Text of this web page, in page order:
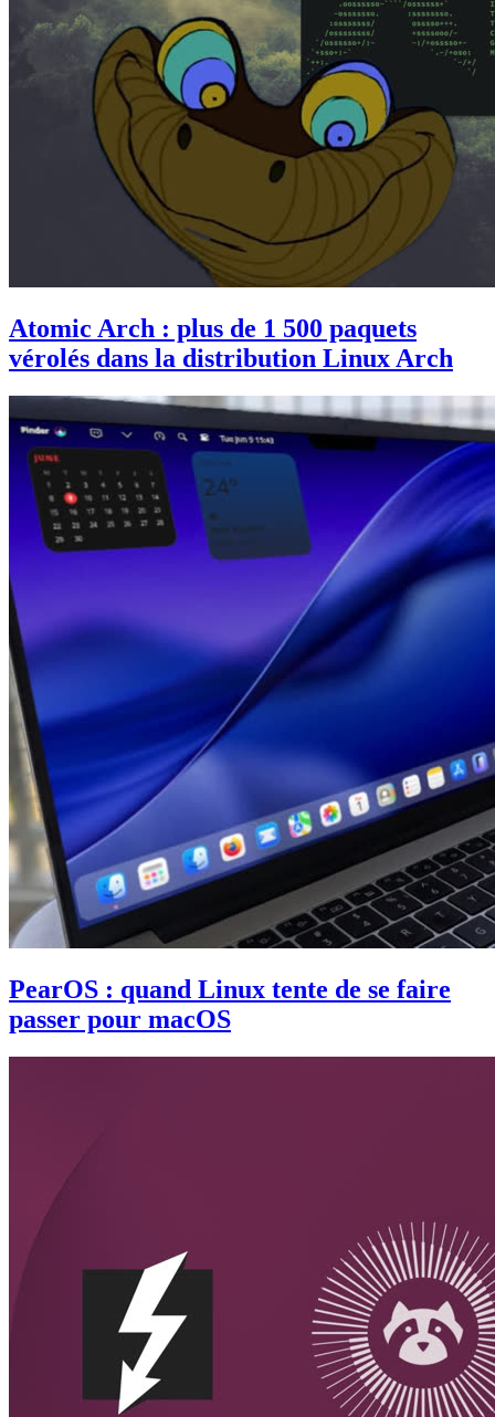
Atomic Arch : plus de 1 500 paquets
vérolés dans la distribution Linux Arch
PearOS : quand Linux tente de se faire
passer pour macOS